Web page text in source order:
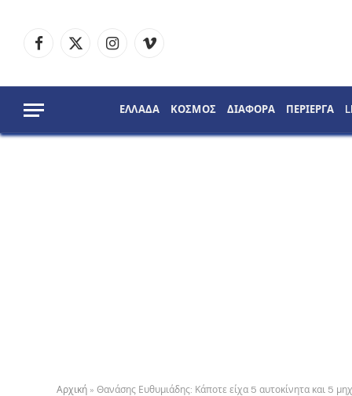
Facebook
X
InstagramVimeo
ΕΛΛΑΔΑ ΚΟΣΜΟΣ ΔΙΑΦΟΡΑ ΠΕΡΙΕΡΓΑ
Αρχική » Θανάσης Ευθυμιάδης: Κάποτε είχα 5 αυτοκίνητα και 5